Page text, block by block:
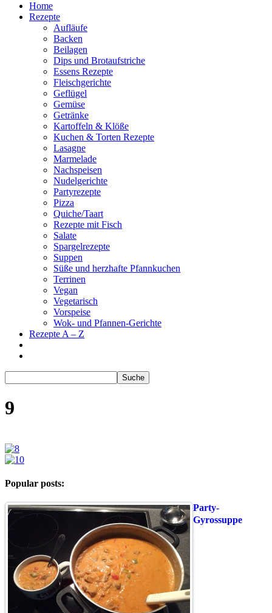
Home
Rezepte
Aufläufe
Backen
Beilagen
Dips und Brotaufstriche
Essens Rezepte
Fleischgerichte
Geflügel
Gemüse
Getränke
Kartoffeln & Klöße
Kuchen & Torten Rezepte
Lasagne
Marmelade
Nachspeisen
Nudelgerichte
Partyrezepte
Pizza
Quiche/Taart
Rezepte mit Fisch
Salate
Spargelrezepte
Suppen
Süße und herzhafte Pfannkuchen
Terrinen
Vegan
Vegetarisch
Vorspeise
Wok- und Pfannen-Gerichte
Rezepte A – Z
9
Popular posts:
Party-
Gyrossuppe